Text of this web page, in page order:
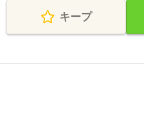
キープ